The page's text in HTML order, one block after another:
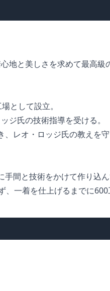
地と美しさを求めて最高級
として設立。
ジ氏の技術指導を受ける。
レオ・ロッジ氏の教えを
間と技術をかけて作り込ん
一着を仕上げるまでに600